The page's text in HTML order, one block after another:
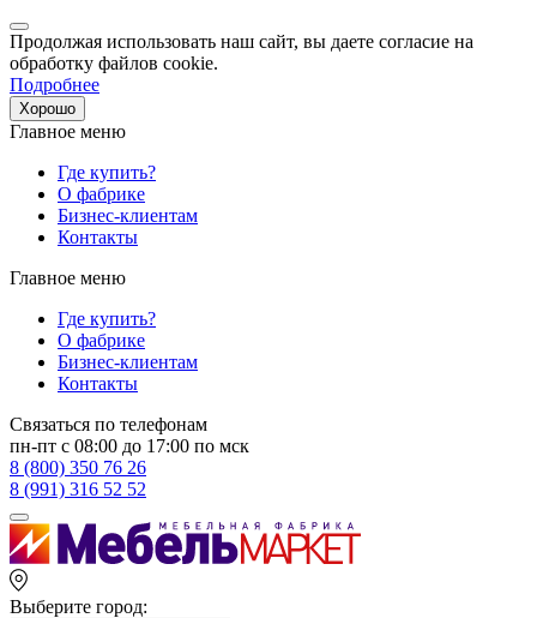
Продолжая использовать наш сайт, вы даете согласие на
обработку файлов cookie.
Подробнее
Хорошо
Главное меню
Где купить?
О фабрике
Бизнес-клиентам
Контакты
Главное меню
Где купить?
О фабрике
Бизнес-клиентам
Контакты
Связаться по телефонам
пн-пт с 08:00 до 17:00 по мск
8 (800) 350 76 26
8 (991) 316 52 52
Выберите город: